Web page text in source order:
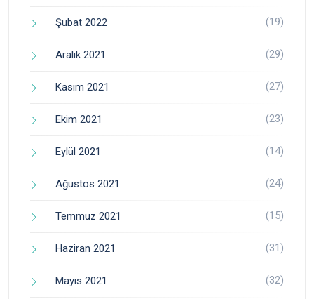
Şubat 2022 (19)
Aralık 2021 (29)
Kasım 2021 (27)
Ekim 2021 (23)
Eylül 2021 (14)
Ağustos 2021 (24)
Temmuz 2021 (15)
Haziran 2021 (31)
Mayıs 2021 (32)